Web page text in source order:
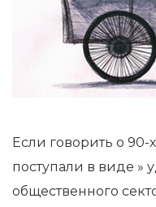
Если говорить о 90-
поступали в виде »
общественного